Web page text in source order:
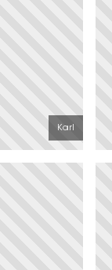
Karl